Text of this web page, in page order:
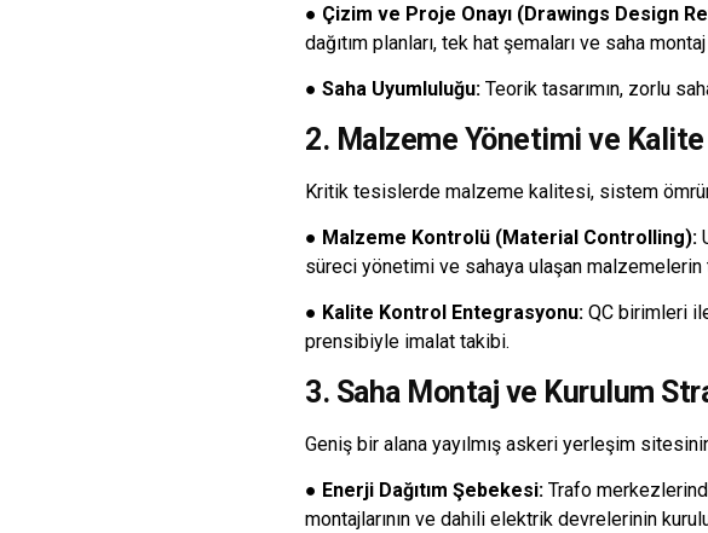
● Çizim ve Proje Onayı (Drawings Design
dağıtım planları, tek hat şemaları ve saha
● Saha Uyumluluğu: Teorik tasarımın, zorlu
2. Malzeme Yönetimi ve
Kritik tesislerde malzeme kalitesi, sistem
● Malzeme Kontrolü (Material Controlling):
süreci yönetimi ve sahaya ulaşan
● Kalite Kontrol Entegrasyonu: QC birimleri
prensibiyle imalat takibi.
3. Saha Montaj ve Kurulum
Geniş bir alana yayılmış askeri yerleşim
● Enerji Dağıtım Şebekesi: Trafo
montajlarının ve dahili elektrik devrelerinin